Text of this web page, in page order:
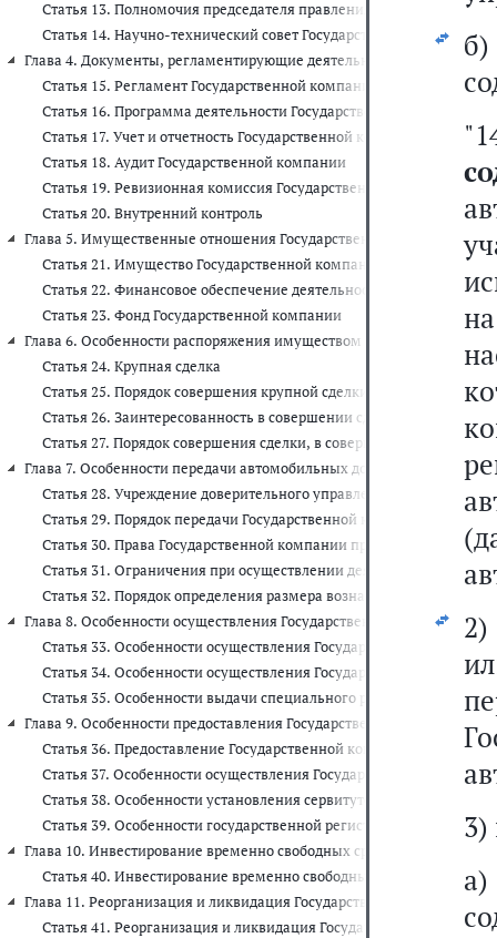
Статья 13. Полномочия председателя правления
Статья 14. Научно-технический совет Государственной компании
Глава 4. Документы, регламентирующие деятельность
Статья 15. Регламент Государственной компании
Статья 16. Программа деятельности Государственной
Статья 17. Учет и отчетность Государственной компании
Статья 18. Аудит Государственной компании
Статья 19. Ревизионная комиссия Государственной компании
Статья 20. Внутренний контроль
Глава 5. Имущественные отношения Государственной компании и
Статья 21. Имущество Государственной компании
Статья 22. Финансовое обеспечение деятельности
Статья 23. Фонд Государственной компании
Глава 6. Особенности распоряжения имуществом Государственной
Статья 24. Крупная сделка
Статья 25. Порядок совершения крупной сделки и последствия
Статья 26. Заинтересованность в совершении сделки
Статья 27. Порядок совершения сделки, в совершении которой
Глава 7. Особенности передачи автомобильных дорог
Статья 28. Учреждение доверительного управления
Статья 29. Порядок передачи Государственной компании
Статья 30. Права Государственной компании при
Статья 31. Ограничения при осуществлении деятельности по
Статья 32. Порядок определения размера вознаграждения
Глава 8. Особенности осуществления Государственной компанией
Статья 33. Особенности осуществления Государственной
Статья 34. Особенности осуществления Государственной
Статья 35. Особенности выдачи специального разрешения на
Глава 9. Особенности предоставления Государственной компании
Статья 36. Предоставление Государственной компании
Статья 37. Особенности осуществления Государственной
Статья 38. Особенности установления сервитутов в отношении
Статья 39. Особенности государственной регистрации прав,
Глава 10. Инвестирование временно свободных средств
Статья 40. Инвестирование временно свободных средств
Глава 11. Реорганизация и ликвидация Государственной компании
Статья 41. Реорганизация и ликвидация Государственной